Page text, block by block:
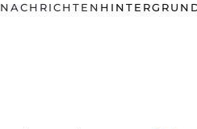
NACHRICHTEN